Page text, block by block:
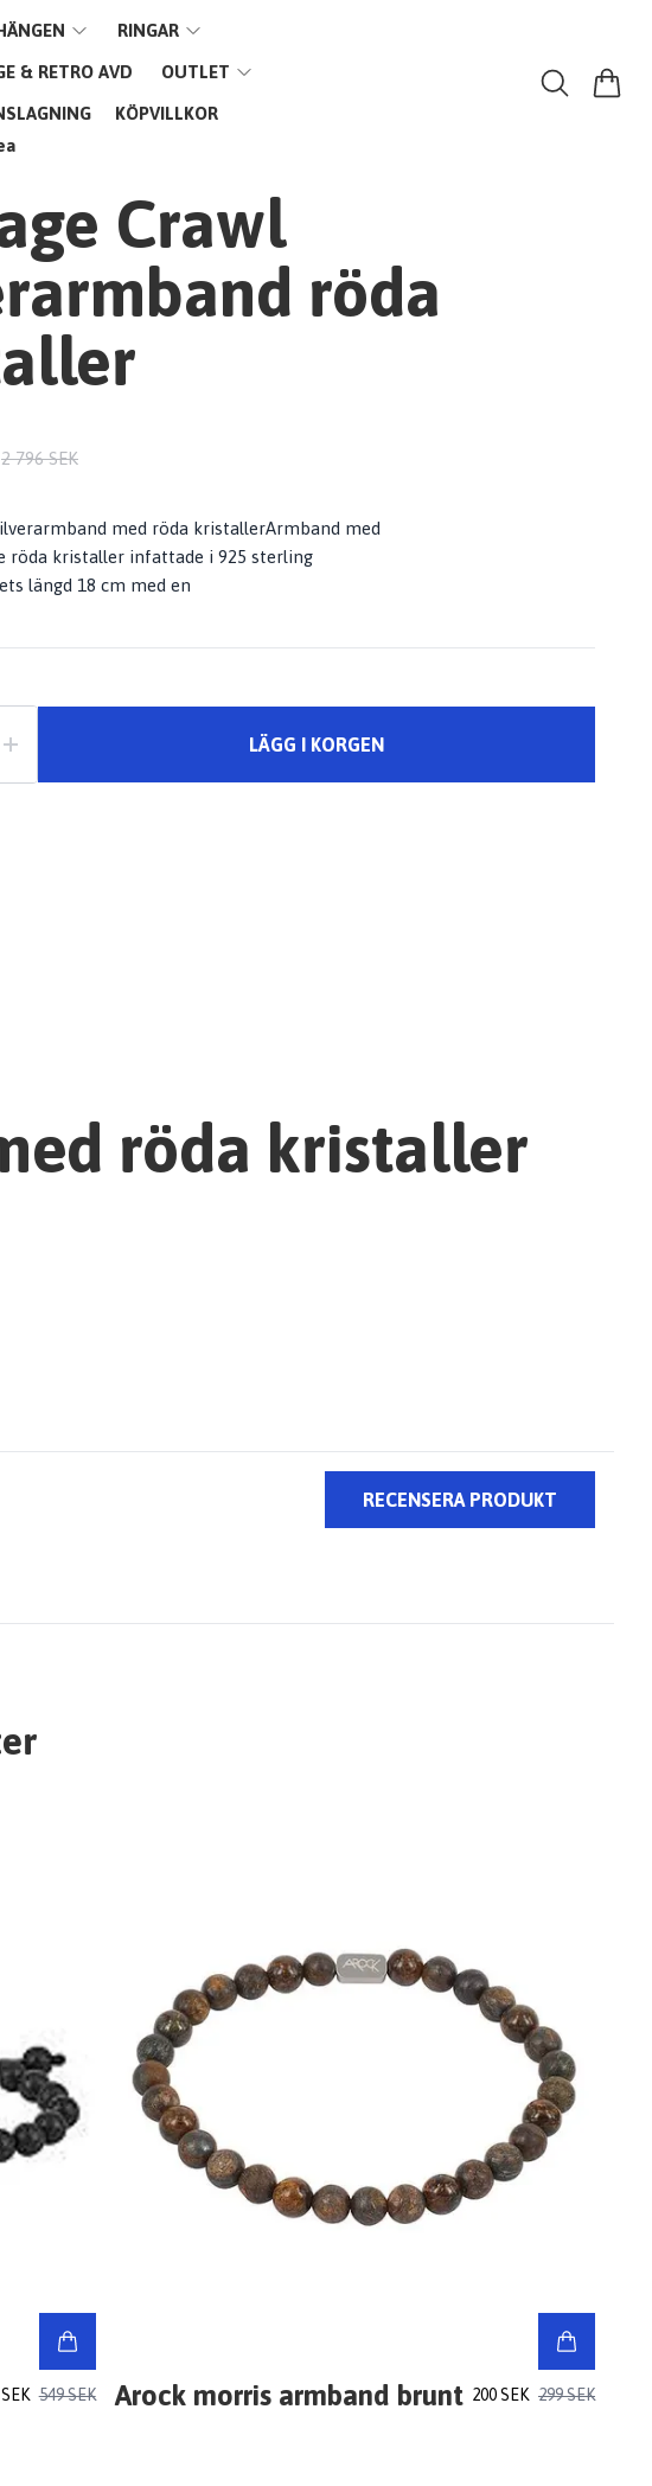
RINGAR
& RETRO AVD OUTLET
KÖPVILLKOR
Crawl
röda
2 796 SEK
med röda kristallerArmband med
röda kristaller infattade i 925 sterling
längd 18 cm med en
LÄGG I KORGEN
röda kristaller
RECENSERA PRODUKT
549 SEK Arock morris armband brunt 200 SEK 299 SEK